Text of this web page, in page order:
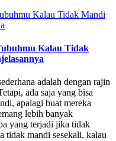
Kalau Tidak
adalah dengan rajin
ada saja yang bisa
apalagi buat mereka
lebih banyak
yang terjadi jika tidak
tidak mandi sesekali, kalau